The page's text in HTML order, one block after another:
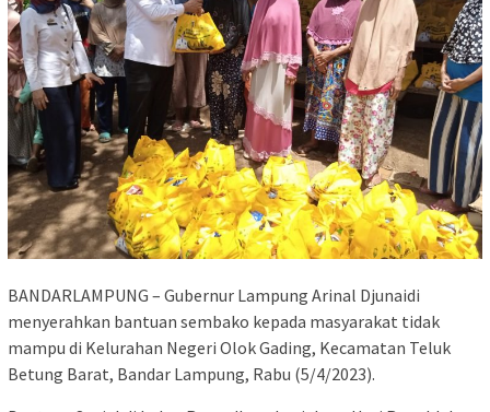
BANDARLAMPUNG – Gubernur Lampung Arinal Djunaidi
menyerahkan bantuan sembako kepada masyarakat tidak
mampu di Kelurahan Negeri Olok Gading, Kecamatan Teluk
Betung Barat, Bandar Lampung, Rabu (5/4/2023).